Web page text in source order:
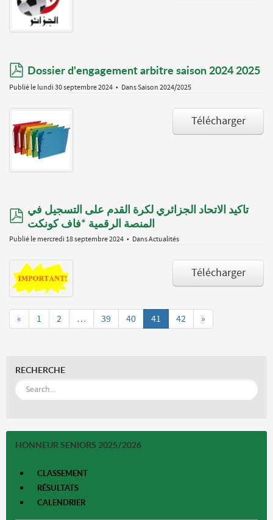
pdf
Dossier d'engagement arbitre saison 2024 2025
Publié le lundi 30 septembre 2024 DansSaison 2024/2025
Télécharger
pdf
تاكيد الاتحاد الجزائري لكرة القدم على التسجيل في
المنصة الرقمية *فاف كونكت
Publié le mercredi 18 septembre 2024 DansActualités
Télécharger
« 1 2 … 39 40 41 42 »
RECHERCHE
HONNEUR SENIORS 2025/2026
CLASSEMENT
RÉSULTATS
CALENDRIER